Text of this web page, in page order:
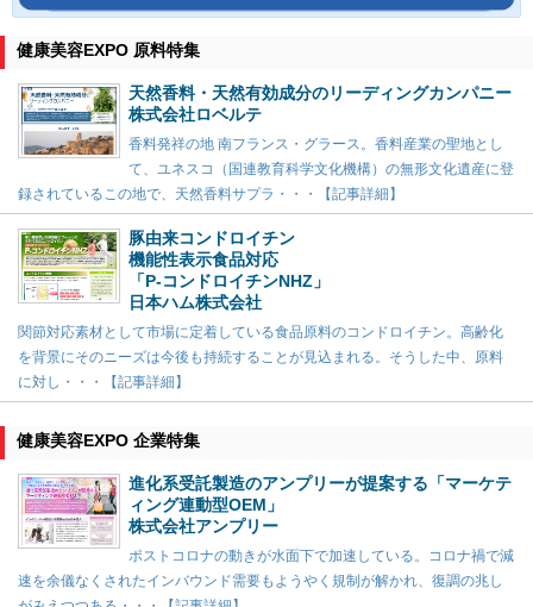
健康美容EXPO 原料特集
天然香料・天然有効成分のリーディングカンパニー
株式会社ロベルテ
香料発祥の地 南フランス・グラース。香料産業の聖地とし
て、ユネスコ（国連教育科学文化機構）の無形文化遺産に登
録されているこの地で、天然香料サプラ・・・【記事詳細】
豚由来コンドロイチン
機能性表示食品対応
「P-コンドロイチンNHZ」
日本ハム株式会社
関節対応素材として市場に定着している食品原料のコンドロイチン。高齢化
を背景にそのニーズは今後も持続することが見込まれる。そうした中、原料
に対し・・・【記事詳細】
健康美容EXPO 企業特集
進化系受託製造のアンプリーが提案する「マーケテ
ィング連動型OEM」
株式会社アンプリー
ポストコロナの動きが水面下で加速している。コロナ禍で減
速を余儀なくされたインバウンド需要もようやく規制が解かれ、復調の兆し